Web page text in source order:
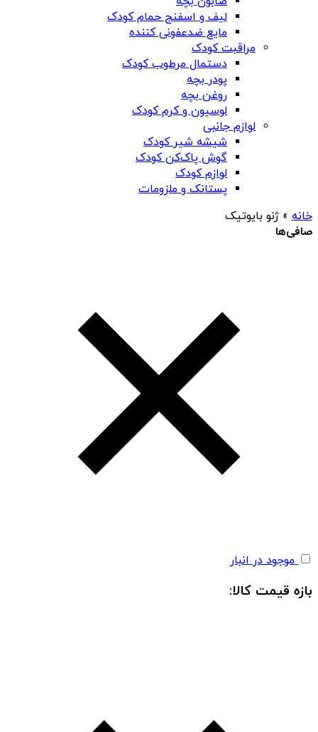
لیف و اسفنج حمام کودک
مایع ضدعفونی کننده
مراقبت کودک
دستمال مرطوب کودک
پودر بچه
روغن بچه
لوسیون و کرم کودک
لوازم جانبی
شیشه شیر کودک
گوش پاک‌کن کودک
لوازم کودک
پستانک و ملزومات
خانه » ژنو بایوتیک
صافی‌ها
موجود در انبار
بازه قیمت کالا: